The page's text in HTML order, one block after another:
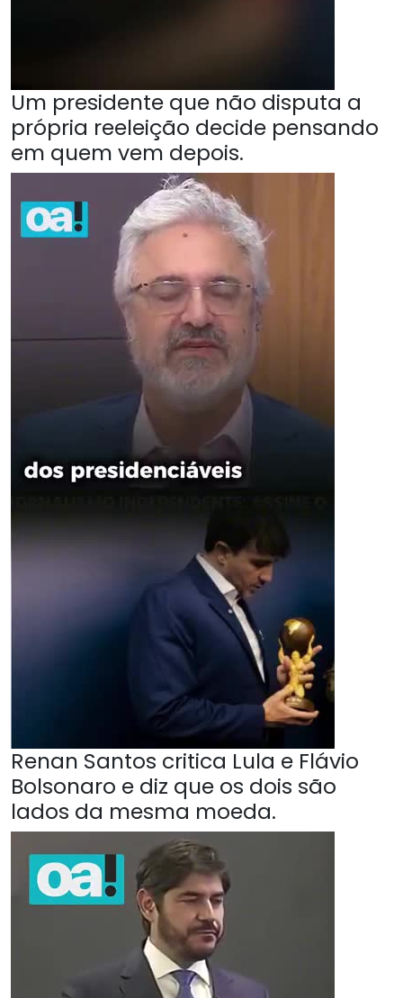
Um presidente que não disputa a
própria reeleição decide pensando
em quem vem depois.
Renan Santos critica Lula e Flávio
Bolsonaro e diz que os dois são
lados da mesma moeda.